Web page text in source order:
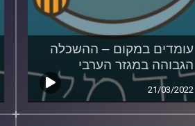
עומדים במקום – ההשכלה
הגבוהה במגזר הערבי
21/03/2022